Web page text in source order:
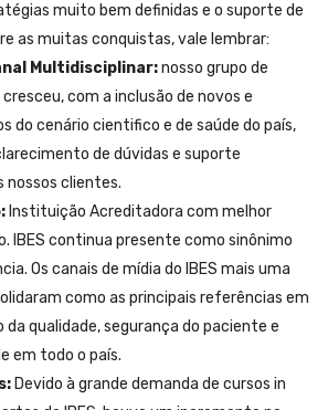
muito bem definidas e o suporte de
as muitas conquistas, vale lembrar:
Multidisciplinar:nosso grupo de
com a inclusão de novos e
do cenário cientifico e de saúde do país,
de dúvidas e suporte
nossos clientes.
Instituição Acreditadora com melhor
IBES continua presente como sinônimo
Os canais de mídia do IBES mais uma
como as principais referências em
qualidade, segurança do paciente e
em todo o país.
Devido à grande demanda de cursos in